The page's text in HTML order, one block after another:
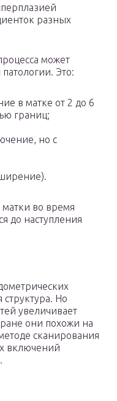
разных
может
Это:
в матке от 2 до 6
границ;
но с
матки во время
до наступления
структура. Но
увеличивает
они похожи на
сканирования
включений